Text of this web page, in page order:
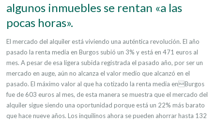
algunos inmuebles se rentan «a las
pocas horas».
El mercado del alquiler está viviendo una auténtica revolución. El año
pasado la renta media en Burgos subió un 3% y está en 471 euros al
mes. A pesar de esa ligera subida registrada el pasado año, por ser un
mercado en auge, aún no alcanza el valor medio que alcanzó en el
pasado. El máximo valor al que ha cotizado la renta media enBurgos
fue de 603 euros al mes, de esta manera se muestra que el mercado del
alquiler sigue siendo una oportunidad porque está un 22% más barato
que hace nueve años. Los inquilinos ahora se pueden ahorrar hasta 132